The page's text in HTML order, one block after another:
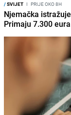
/SVIJET I PRIJE OKO 8H
Njemačka
Primaju 7.300